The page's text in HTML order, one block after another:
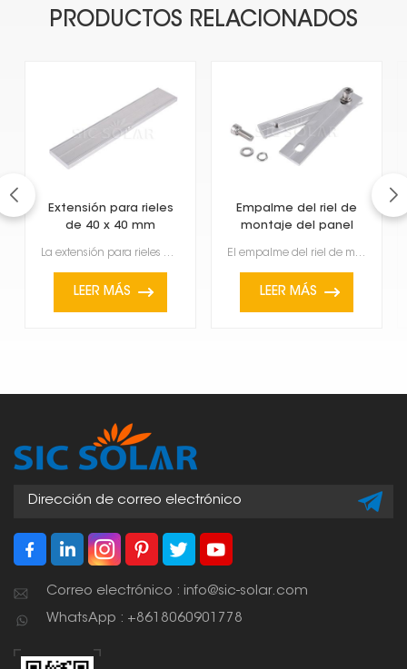
PRODUCTOS RELACIONADOS
Extensión para rieles
de 40 x 40 mm
La extensión para rieles de 40 x 40 mm es una pieza que permite alargar los rieles de montaje solar ...
LEER MÁS
Empalme del riel de
montaje del panel
El empalme del riel de montaje de paneles solares es una parte importante para sostener los paneles ...
LEER MÁS
Correo electrónico : info@sic-solar.com
WhatsApp : +8618060901778